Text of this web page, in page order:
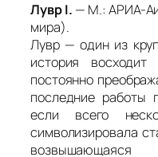
Лувр I. — М.: АРИА-
мира).
Лувр — один из
история
постоянно
последние работы
если всего
символизировала
возвышающаяся